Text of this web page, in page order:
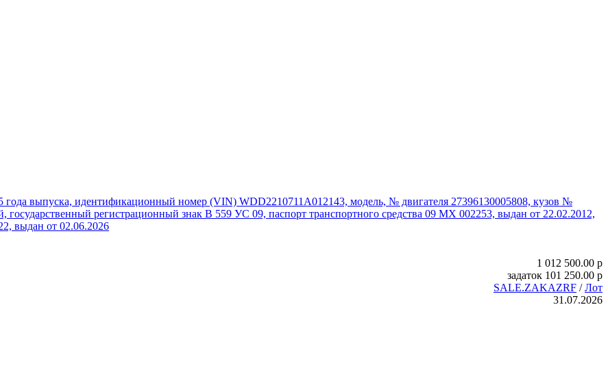
года выпуска, идентификационный номер (VIN) WDD2210711A012143, модель, № двигателя 27396130005808, кузов №
государственный регистрационный знак В 559 УС 09, паспорт транспортного средства 09 МХ 002253, выдан от 22.02.2012,
выдан от 02.06.2026
1 012 500.00 p
задаток 101 250.00 p
SALE.ZAKAZRF /Лот
31.07.2026